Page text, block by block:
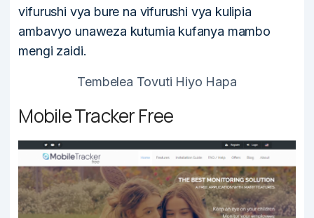
vifurushi vya bure na vifurushi vya kulipia
ambavyo unaweza kutumia kufanya mambo
mengi zaidi.
Tembelea Tovuti Hiyo Hapa
Mobile Tracker Free